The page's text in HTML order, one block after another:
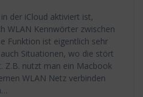
der iCloud aktiviert ist,
WLAN Kennwörter zwischen
Funktion ist eigentlich sehr
Situationen, wo die stört
Z.B. nutzt man ein Macbook
WLAN Netz verbinden